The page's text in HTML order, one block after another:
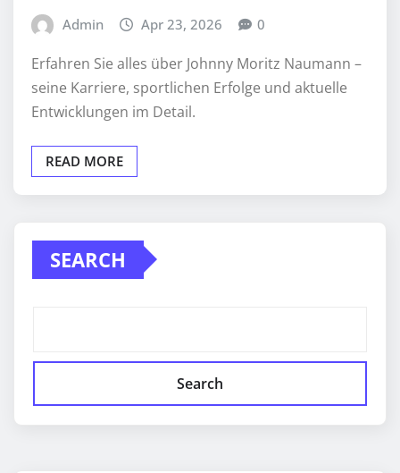
Admin Apr 23, 2026 0
Erfahren Sie alles über Johnny Moritz Naumann –
seine Karriere, sportlichen Erfolge und aktuelle
Entwicklungen im Detail.
READ MORE
SEARCH
Search